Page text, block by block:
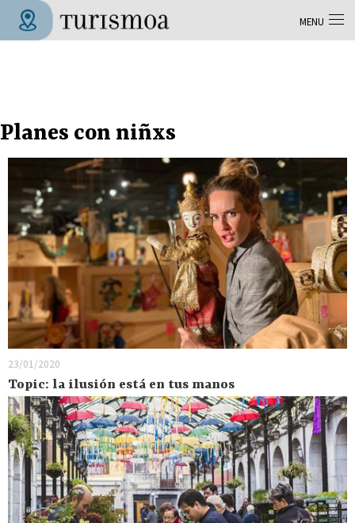
Aller au contenu principal
Planes con niñxs
23/01/2020
Topic: la ilusión está en tus manos
MENU